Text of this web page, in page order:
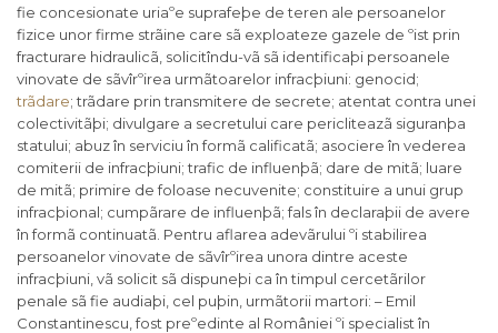
fie concesionate uriaºe suprafeþe de teren ale persoanelor
fizice unor firme strãine care sã exploateze gazele de ºist prin
fracturare hidraulicã, solicitîndu-vã sã identificaþi persoanele
vinovate de sãvîrºirea urmãtoarelor infracþiuni: genocid;
trãdare; trãdare prin transmitere de secrete; atentat contra unei
colectivitãþi; divulgare a secretului care pericliteazã siguranþa
statului; abuz în serviciu în formã calificatã; asociere în vederea
comiterii de infracþiuni; trafic de influenþã; dare de mitã; luare
de mitã; primire de foloase necuvenite; constituire a unui grup
infracþional; cumpãrare de influenþã; fals în declaraþii de avere
în formã continuatã. Pentru aflarea adevãrului ºi stabilirea
persoanelor vinovate de sãvîrºirea unora dintre aceste
infracþiuni, vã solicit sã dispuneþi ca în timpul cercetãrilor
penale sã fie audiaþi, cel puþin, urmãtorii martori: – Emil
Constantinescu, fost preºedinte al României ºi specialist în